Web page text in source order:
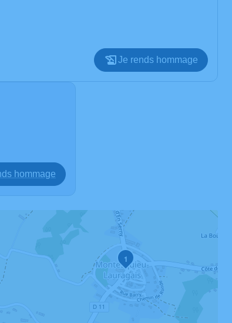
Je rends hommage
hommage
1